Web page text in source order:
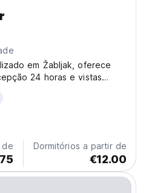
em Žabljak, oferece
24 horas e vistas
A autêntica
está disponível no
de Dormitórios a partir de
€12.00